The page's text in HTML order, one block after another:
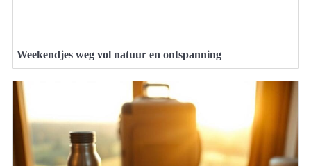
Weekendjes weg vol natuur en ontspanning